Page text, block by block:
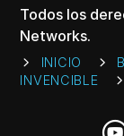
Todos los
Networks.
INICIO
INVENCIBLE